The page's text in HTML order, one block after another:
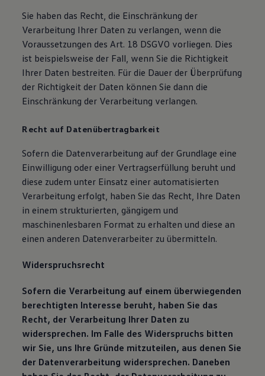
Sie haben das Recht, die Einschränkung der
Verarbeitung Ihrer Daten zu verlangen, wenn die
Voraussetzungen des Art. 18 DSGVO vorliegen. Dies
ist beispielsweise der Fall, wenn Sie die Richtigkeit
Ihrer Daten bestreiten. Für die Dauer der Überprüfung
der Richtigkeit der Daten können Sie dann die
Einschränkung der Verarbeitung verlangen.
Recht auf Datenübertragbarkeit
Sofern die Datenverarbeitung auf der Grundlage eine
Einwilligung oder einer Vertragserfüllung beruht und
diese zudem unter Einsatz einer automatisierten
Verarbeitung erfolgt, haben Sie das Recht, Ihre Daten
in einem strukturierten, gängigem und
maschinenlesbaren Format zu erhalten und diese an
einen anderen Datenverarbeiter zu übermitteln.
Widerspruchsrecht
Sofern die Verarbeitung auf einem überwiegenden
berechtigten Interesse beruht, haben Sie das
Recht, der Verarbeitung Ihrer Daten zu
widersprechen. Im Falle des Widerspruchs bitten
wir Sie, uns Ihre Gründe mitzuteilen, aus denen Sie
der Datenverarbeitung widersprechen. Daneben